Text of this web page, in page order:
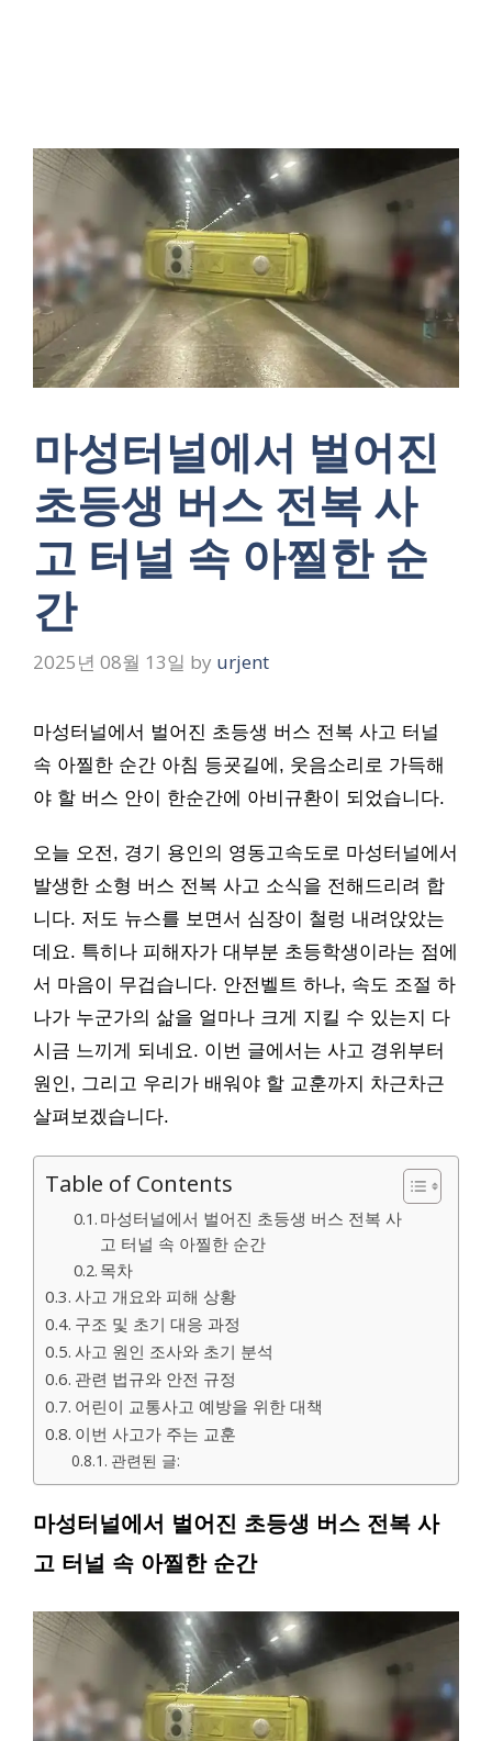
마성터널에서 벌어진
초등생 버스 전복 사
고 터널 속 아찔한 순
간
2025년 08월 13일 by urjent
마성터널에서 벌어진 초등생 버스 전복 사고 터널
속 아찔한 순간 아침 등굣길에, 웃음소리로 가득해
야 할 버스 안이 한순간에 아비규환이 되었습니다.
오늘 오전, 경기 용인의 영동고속도로 마성터널에서
발생한 소형 버스 전복 사고 소식을 전해드리려 합
니다. 저도 뉴스를 보면서 심장이 철렁 내려앉았는
데요. 특히나 피해자가 대부분 초등학생이라는 점에
서 마음이 무겁습니다. 안전벨트 하나, 속도 조절 하
나가 누군가의 삶을 얼마나 크게 지킬 수 있는지 다
시금 느끼게 되네요. 이번 글에서는 사고 경위부터
원인, 그리고 우리가 배워야 할 교훈까지 차근차근
살펴보겠습니다.
Table of Contents
마성터널에서 벌어진 초등생 버스 전복 사
고 터널 속 아찔한 순간
목차
사고 개요와 피해 상황
구조 및 초기 대응 과정
사고 원인 조사와 초기 분석
관련 법규와 안전 규정
어린이 교통사고 예방을 위한 대책
이번 사고가 주는 교훈
관련된 글:
마성터널에서 벌어진 초등생 버스 전복 사
고 터널 속 아찔한 순간